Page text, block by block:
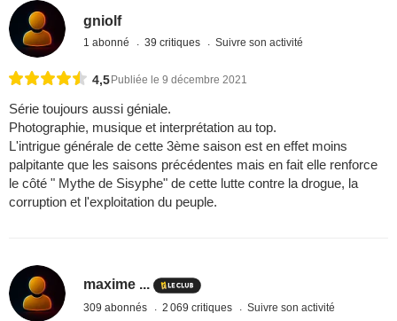
gniolf
1 abonné 39 critiques Suivre son activité
4,5Publiée le 9 décembre 2021
Série toujours aussi géniale.
Photographie, musique et interprétation au top.
L'intrigue générale de cette 3ème saison est en effet moins
palpitante que les saisons précédentes mais en fait elle renforce
le côté " Mythe de Sisyphe" de cette lutte contre la drogue, la
corruption et l'exploitation du peuple.
maxime ...
309 abonnés 2 069 critiques Suivre son activité